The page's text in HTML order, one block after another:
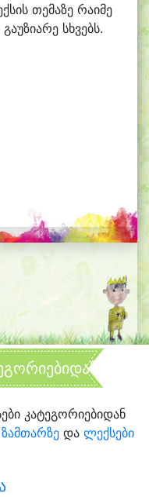
თემაზე რაიმე
სხვებს.
კატეგორიებიდან
და ლექსები